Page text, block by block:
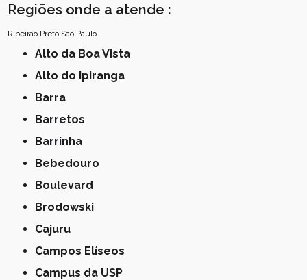
Regiões onde a atende :
Ribeirão Preto São Paulo
Alto da Boa Vista
Alto do Ipiranga
Barra
Barretos
Barrinha
Bebedouro
Boulevard
Brodowski
Cajuru
Campos Elíseos
Campus da USP